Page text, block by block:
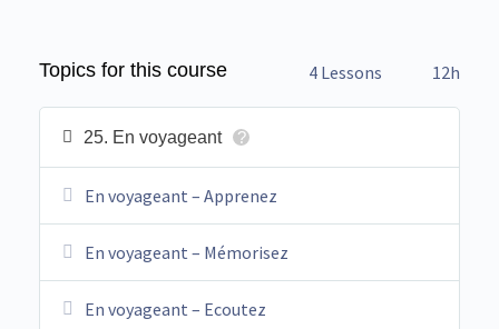
Topics for this course 4 Lessons 12h
25. En voyageant ?
En voyageant – Apprenez
En voyageant – Mémorisez
En voyageant – Ecoutez